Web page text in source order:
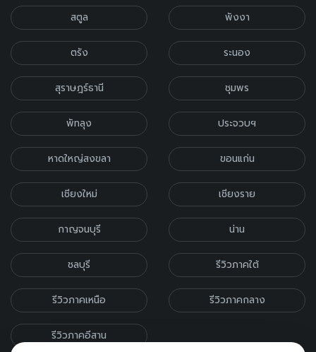
สตูล พังงา
ตรัง ระนอง
สุราษฎร์ธานี ชุมพร
พัทลุง ประจวบฯ
หาดใหญ่สงขลา ขอนแก่น
เชียงใหม่ เชียงราย
กาญจนบุรี น่าน
ชลบุรี รีวิวภาคใต้
รีวิวภาคเหนือ รีวิวภาคกลาง
รีวิวภาคอีสาน